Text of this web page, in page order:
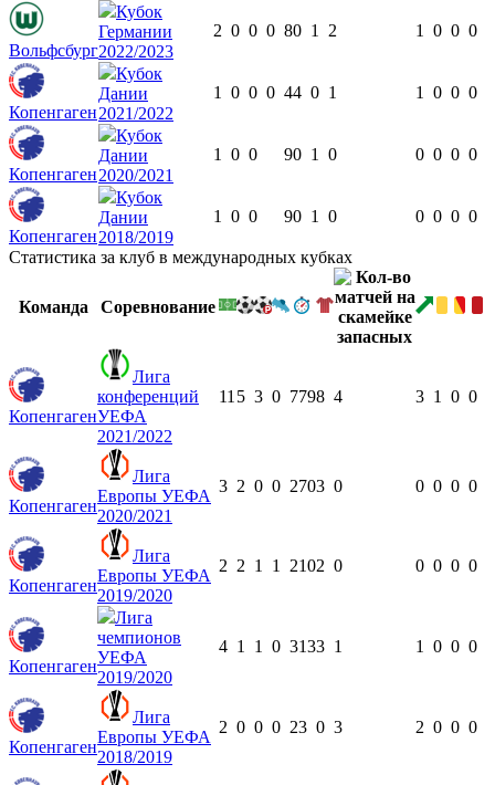
Вольфсбург
Кубок
Германии
2022/2023
2 0 0 0 80 1 2 1 0 0 0
Копенгаген
Кубок
Дании
2021/2022
1 0 0 0 44 0 1 1 0 0 0
Копенгаген
Кубок
Дании
2020/2021
1 0 0 90 1 0 0 0 0 0
Копенгаген
Кубок
Дании
2018/2019
1 0 0 90 1 0 0 0 0 0
Статистика за клуб в международных кубках
Команда Соревнование
Копенгаген
Лига
конференций
УЕФА
2021/2022
11 5 3 0 7798 4 3 1 0 0
Копенгаген
Лига
Европы УЕФА
2020/2021
3 2 0 0 2703 0 0 0 0 0
Копенгаген
Лига
Европы УЕФА
2019/2020
2 2 1 1 2102 0 0 0 0 0
Копенгаген
Лига
чемпионов
УЕФА
2019/2020
4 1 1 0 3133 1 1 0 0 0
Копенгаген
Лига
Европы УЕФА
2018/2019
2 0 0 0 23 0 3 2 0 0 0